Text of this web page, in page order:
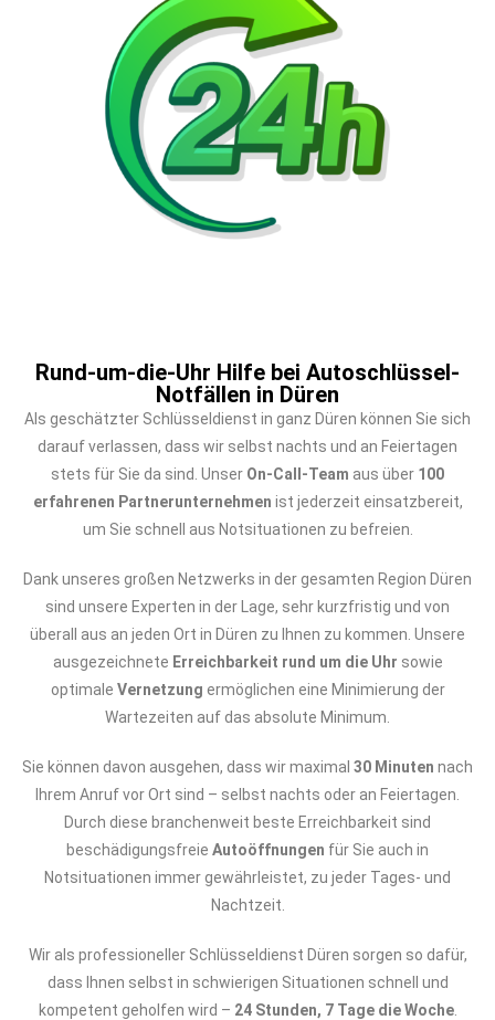
Rund-um-die-Uhr Hilfe bei Autoschlüssel-
Notfällen in Düren
Als geschätzter Schlüsseldienst in ganz Düren können Sie sich
darauf verlassen, dass wir selbst nachts und an Feiertagen
stets für Sie da sind. Unser On-Call-Team aus über 100
erfahrenen Partnerunternehmen ist jederzeit einsatzbereit,
um Sie schnell aus Notsituationen zu befreien.
Dank unseres großen Netzwerks in der gesamten Region Düren
sind unsere Experten in der Lage, sehr kurzfristig und von
überall aus an jeden Ort in Düren zu Ihnen zu kommen. Unsere
ausgezeichnete Erreichbarkeit rund um die Uhr sowie
optimale Vernetzung ermöglichen eine Minimierung der
Wartezeiten auf das absolute Minimum.
Sie können davon ausgehen, dass wir maximal 30 Minuten nach
Ihrem Anruf vor Ort sind – selbst nachts oder an Feiertagen.
Durch diese branchenweit beste Erreichbarkeit sind
beschädigungsfreie Autoöffnungen für Sie auch in
Notsituationen immer gewährleistet, zu jeder Tages- und
Nachtzeit.
Wir als professioneller Schlüsseldienst Düren sorgen so dafür,
dass Ihnen selbst in schwierigen Situationen schnell und
kompetent geholfen wird – 24 Stunden, 7 Tage die Woche.